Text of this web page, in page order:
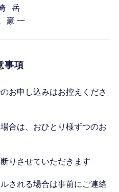
岳
豪一
事項
お申し込みはお控えくださ
合は、おひとり様ずつのお
りさせていただきます
される場合は事前にご連絡